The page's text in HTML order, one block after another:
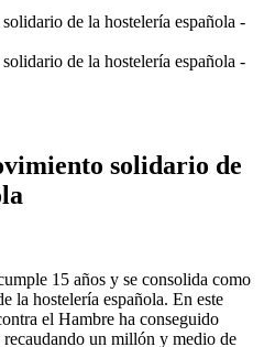
solidario de
15 años y se consolida como
la hostelería española. En este
el Hambre ha conseguido
un millón y medio de